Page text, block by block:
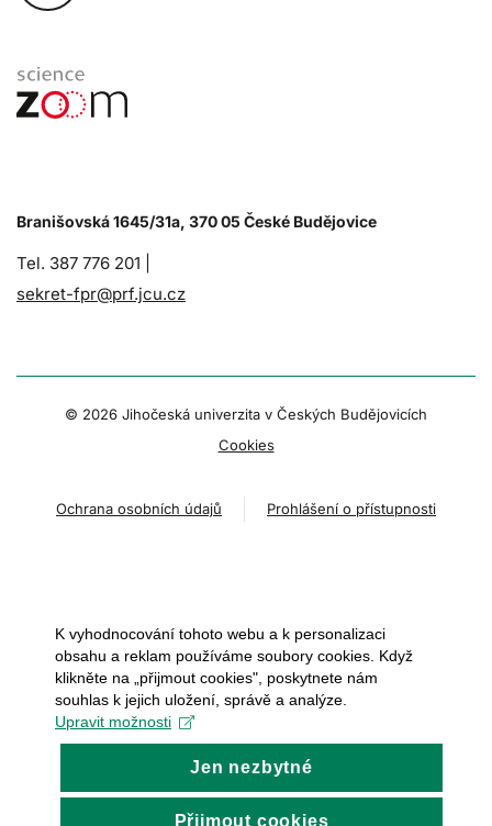
Branišovská 1645/31a, 370 05 České Budějovice
Tel. 387 776 201 |
sekret-fpr@prf.jcu.cz
© 2026 Jihočeská univerzita v Českých Budějovicích
Cookies
Ochrana osobních údajů Prohlášení o přístupnosti
K vyhodnocování tohoto webu a k personalizaci
obsahu a reklam používáme soubory cookies. Když
klikněte na „přijmout cookies", poskytnete nám
souhlas k jejich uložení, správě a analýze.
Upravit možnosti
Jen nezbytné
Přijmout cookies